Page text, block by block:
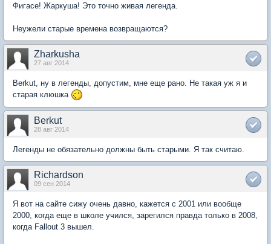
Фигасе! Жаркуша! Это точно живая легенда.
Неужели старые времена возвращаются?
Zharkusha
27 авг 2014
Berkut, ну в легенды, допустим, мне еще рано. Не такая уж я и
старая клюшка
Berkut
28 авг 2014
Легенды не обязательно должны быть старыми. Я так считаю.
Richardson
09 сен 2014
Я вот на сайте сижу очень давно, кажется с 2001 или вообще
2000, когда еще в школе учился, зарегился правда только в 2008,
когда Fallout 3 вышел.